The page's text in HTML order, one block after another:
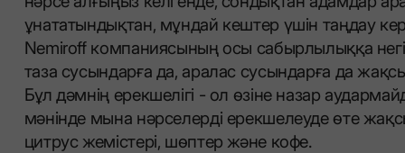
ұнататындықтан, мұндай кештер үшін таңдау
Nemiroff компаниясының осы сабырлылыққа
таза сусындарға да, аралас сусындарға да
Бұл дәмнің ерекшелігі - ол өзіне назар
мәнінде мына нәрселерді ерекшелеуде өте
цитрус жемістері, шөптер және кофе.